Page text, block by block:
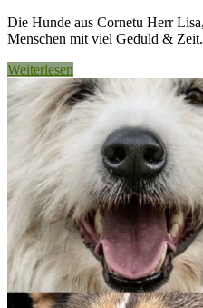
Die Hunde aus Cornetu Herr
Menschen mit viel Geduld &
Weiterlesen